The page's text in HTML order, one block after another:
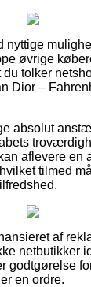
nyttige
øvrige
tolker
Dior –
absolut
aflevere en
tilmed
af
netbutikker
godtgørelse
en ordre.